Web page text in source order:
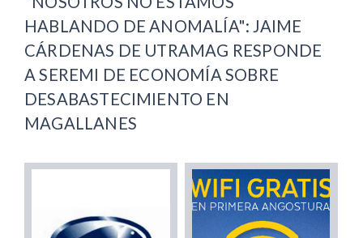
HABLANDO DE ANOMALÍA": JAIME
CÁRDENAS DE UTRAMAG RESPONDE
A SEREMI DE ECONOMÍA SOBRE
DESABASTECIMIENTO EN
MAGALLANES